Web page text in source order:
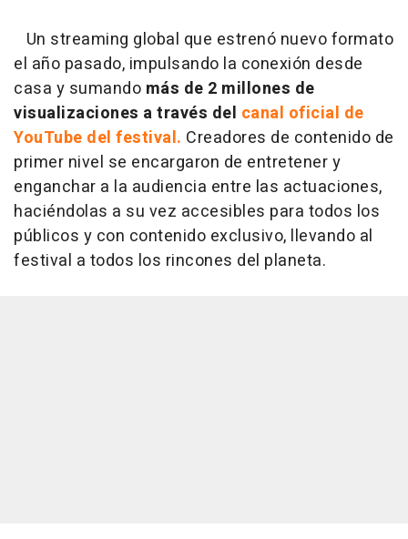
Un streaming global que estrenó nuevo formato
el año pasado, impulsando la conexión desde
casa y sumando más de 2 millones de
visualizaciones a través del canal oficial de
YouTube del festival. Creadores de contenido de
primer nivel se encargaron de entretener y
enganchar a la audiencia entre las actuaciones,
haciéndolas a su vez accesibles para todos los
públicos y con contenido exclusivo, llevando al
festival a todos los rincones del planeta.